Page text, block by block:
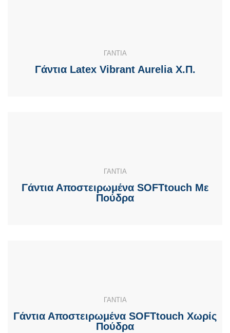
ΓΑΝΤΙΑ
Γάντια Latex Vibrant Aurelia Χ.Π.
ΓΑΝΤΙΑ
Γάντια Αποστειρωμένα SOFTtouch Με
Πούδρα
ΓΑΝΤΙΑ
Γάντια Αποστειρωμένα SOFTtouch Χωρίς
Πούδρα